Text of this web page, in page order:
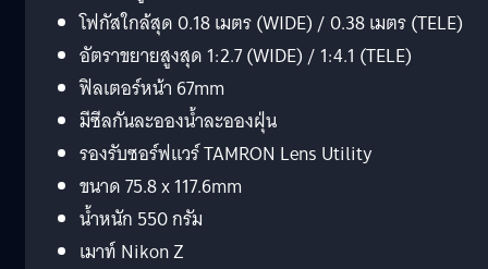
โฟกัสใกล้สุด 0.18 เมตร (WIDE) / 0.38 เมตร (TELE)
อัตราขยายสูงสุด 1:2.7 (WIDE) / 1:4.1 (TELE)
ฟิลเตอร์หน้า 67mm
มีซีลกันละอองน้ำละอองฝุ่น
รองรับซอร์ฟแวร์ TAMRON Lens Utility
ขนาด 75.8 x 117.6mm
น้ำหนัก 550 กรัม
เมาท์ Nikon Z